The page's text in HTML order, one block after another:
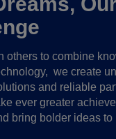
others to combine
we create
and reliable
ever greater
bring bolder ideas to